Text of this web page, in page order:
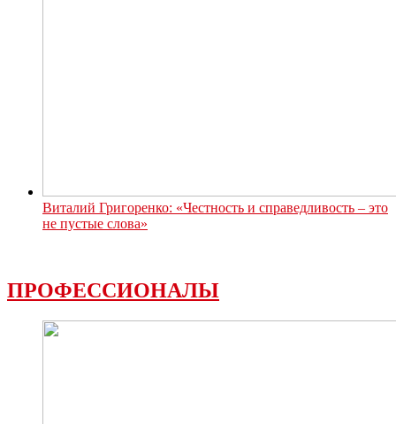
Виталий Григоренко: «Честность и справедливость – это
не пустые слова»
ПРОФЕССИОНАЛЫ